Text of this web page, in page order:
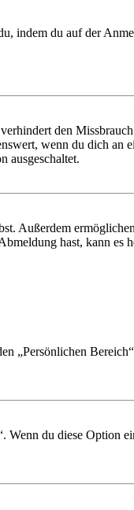
indem du auf der
den
wenn du dich an
ausgeschaltet.
Außerdem
hast, kann es
„Persönlichen
du diese Option